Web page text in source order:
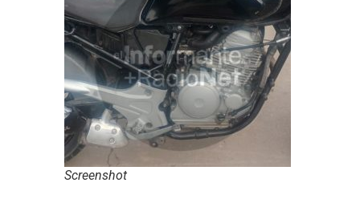
Screenshot